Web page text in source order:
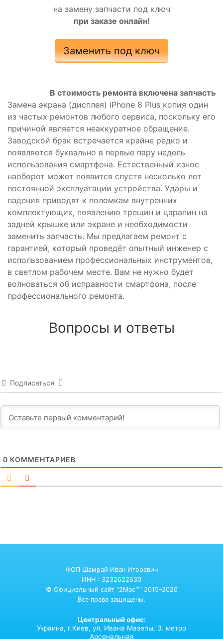
на замену запчасти под ключ
при заказе онлайн!
Заменить под ключ
В стоимость ремонта включена запчасть
Замена экрана (дисплея) iPhone 8 Plus копия один
из частых ремонтов любого сервиса, поскольку его
причиной является неаккуратное обращение.
Заводской брак встречается крайне редко и
появляется буквально в первые пару недель
использования смартфона. Естественный износ
наоборот может появится спустя несколько лет
постоянной эксплуатации устройства. Удары и
падения приводят к поломкам внутренних
комплектующих, появлению трещин и царапин на
задней крышке или экране и необходимости
заменить запчасть. Мы предлагаем ремонт с
гарантией, который проведёт опытный инженер с
использованием профессиональных инструментов,
в светлом рабочем месте. Вам не нужно будет
волноваться об исправности смартфона, после
профессионального ремонта.
Вопросы и ответы
Подписаться
0 КОММЕНТАРИЕВ
ФОП Шамрай Иван Игоревич
ИНН : 3232622630
© Официальный сайт "2Mac™" 2015–2026
Все права защищены.
Центральный офис:
Украина, г.Киев, ул. Ивана Мазепы, 3. метро
Арсенальная